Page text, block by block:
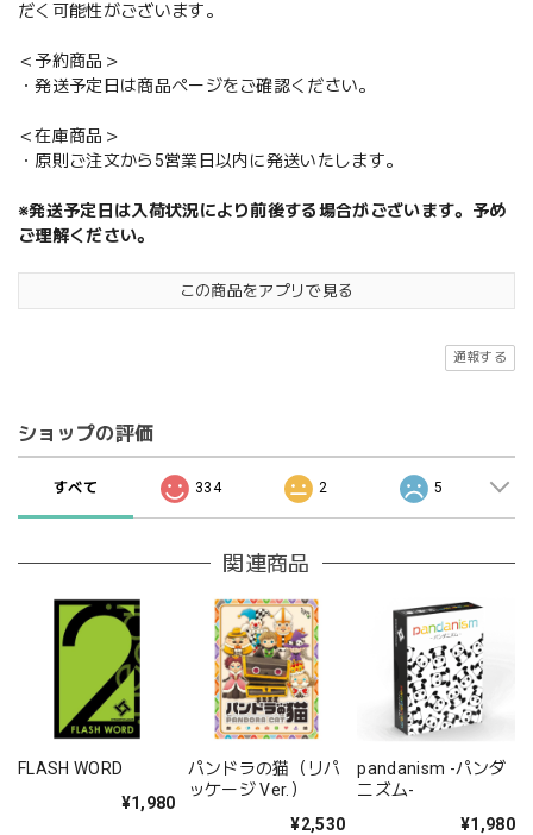
だく可能性がございます。
＜予約商品＞
・発送予定日は商品ページをご確認ください。
＜在庫商品＞
・原則ご注文から5営業日以内に発送いたします。
※発送予定日は入荷状況により前後する場合がございます。予め
ご理解ください。
この商品をアプリで見る
通報する
ショップの評価
すべて 334 2 5
関連商品
FLASH WORD
¥1,980
パンドラの猫（リパ
ッケージ Ver.）
¥2,530
pandanism -パンダ
ニズム-
¥1,980